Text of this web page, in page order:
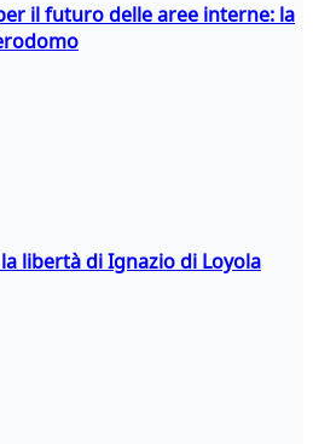
il futuro delle aree interne: la
libertà di Ignazio di Loyola